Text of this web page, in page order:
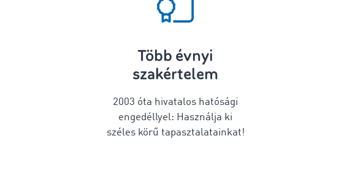
Több évnyi
szakértelem
2003 óta hivatalos hatósági
engedéllyel: Használja ki
széles körű tapasztalatainkat!